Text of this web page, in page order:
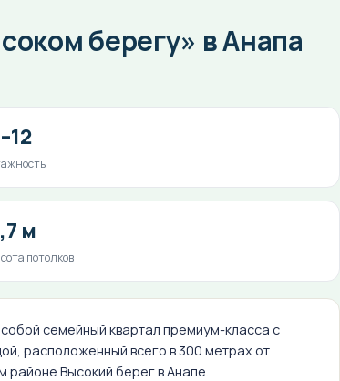
берегу» в Анапа
м
потолков
семейный квартал премиум-класса с
расположенный всего в 300 метрах от
Высокий берег в Анапе.